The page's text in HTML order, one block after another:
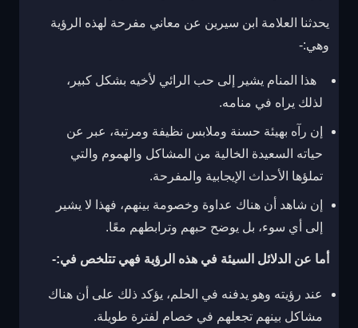
يحدثنا العلامة ابن سيرين عن معاني مفرحة لهذه الرؤية
وهي:-
هذا المنام يشير إلى حب الرائي لأخيه بشكل كبير،
لذلك يراه في منامه.
إن رآه بهيئة حسنة وملابس نظيفة ومرتبة، عبر عن
حياته السعيدة الخالية من المشاكل والهموم والتي
تملؤها الأحداث الإيجابية والمفرحة.
إن شاهد أن هناك عداوة وخصومة بينهم، فهذا لا يشير
إلى أي سوء، بل يوضح حبهم وترابطهم معًا.
أما عن الدلائل السيئة في هذه الرؤية فهي تتلخص في:-
عند رؤيته وهو يدفنه في الحلم، يؤكد ذلك على أن هناك
مشاكل بينهم تجعلهم في خصام لفترة طويلة.